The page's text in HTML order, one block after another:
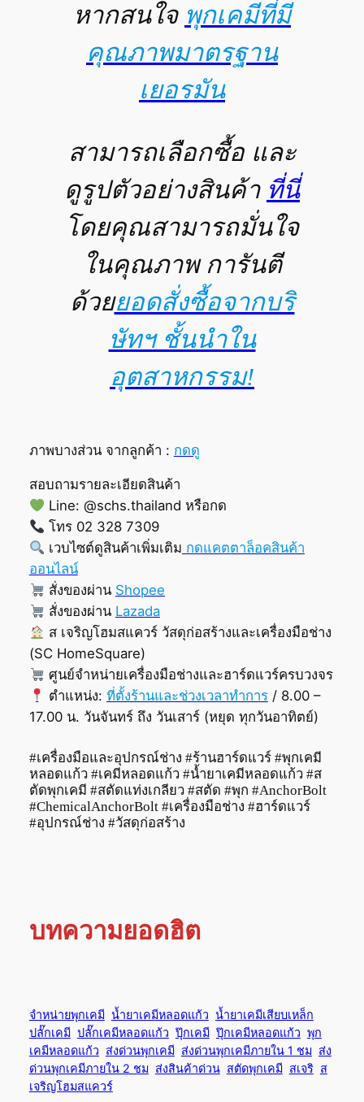
หากสนใจ พุกเคมีที่มี
คุณภาพมาตรฐาน
เยอรมัน
สามารถเลือกซื้อ และ
ดูรูปตัวอย่างสินค้า ที่นี่
โดยคุณสามารถมั่นใจ
ในคุณภาพ การันตี
ด้วยยอดสั่งซื้อจากบริ
ษัทฯ ชั้นนำใน
อุตสาหกรรม!
ภาพบางส่วน จากลูกค้า : กดดู
สอบถามรายละเอียดสินค้า
Line: @schs.thailand หรือกด
โทร 02 328 7309
เวบไซต์ดูสินค้าเพิ่มเติม กดแคตตาล็อคสินค้า
ออนไลน์
สั่งของผ่าน Shopee
สั่งของผ่าน Lazada
ส เจริญโฮมสแควร์ วัสดุก่อสร้างและเครื่องมือช่าง
(SC HomeSquare)
ศูนย์จำหน่ายเครื่องมือช่างและฮาร์ดแวร์ครบวงจร
ตำแหน่ง: ที่ตั้งร้านและช่วงเวลาทำการ/ 8.00 –
17.00 น. วันจันทร์ ถึง วันเสาร์ (หยุด ทุกวันอาทิตย์)
#เครื่องมือและอุปกรณ์ช่าง #ร้านฮาร์ดแวร์ #พุกเคมี
หลอดแก้ว #เคมีหลอดแก้ว #น้ำยาเคมีหลอดแก้ว #ส
ตัดพุกเคมี #สตัดแท่งเกลียว #สตัด #พุก #AnchorBolt
#ChemicalAnchorBolt #เครื่องมือช่าง #ฮาร์ดแวร์
#อุปกรณ์ช่าง #วัสดุก่อสร้าง
บทความยอดฮิต
จำหน่ายพุกเคมี น้ำยาเคมีหลอดแก้ว น้ำยาเคมีเสียบเหล็ก
ปลั๊กเคมี ปลั๊กเคมีหลอดแก้ว ปุ๊กเคมี ปุ๊กเคมีหลอดแก้ว พุก
เคมีหลอดแก้ว ส่งด่วนพุกเคมี ส่งด่วนพุกเคมีภายใน 1 ชม ส่ง
ด่วนพุกเคมีภายใน 2 ชม ส่งสินค้าด่วน สตัดพุกเคมี สเจริ ส
เจริญโฮมสแควร์